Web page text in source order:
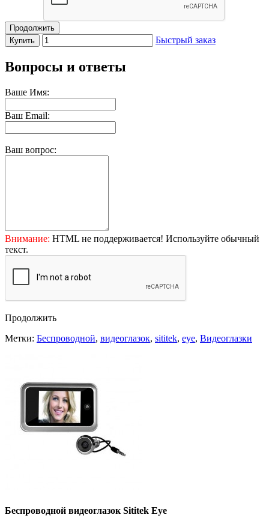
Продолжить
Купить
Быстрый заказ
Вопросы и ответы
Ваше Имя:
Ваш Email:
Ваш вопрос:
Внимание: HTML не поддерживается! Используйте обычный
текст.
Продолжить
Метки: Беспроводной, видеоглазок, sititek, eye, Видеоглазки
Беспроводной видеоглазок Sititek Eye